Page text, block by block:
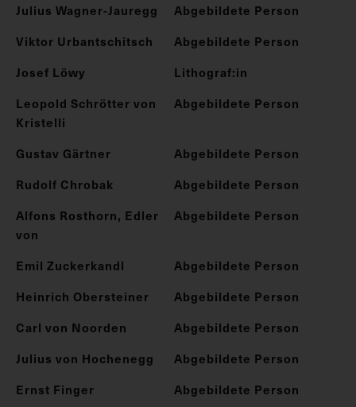
Julius Wagner-Jauregg
Abgebildete Person
Viktor Urbantschitsch
Abgebildete Person
Josef Löwy
Lithograf:in
Leopold Schrötter von
Kristelli
Abgebildete Person
Gustav Gärtner
Abgebildete Person
Rudolf Chrobak
Abgebildete Person
Alfons Rosthorn, Edler
von
Abgebildete Person
Emil Zuckerkandl
Abgebildete Person
Heinrich Obersteiner
Abgebildete Person
Carl von Noorden
Abgebildete Person
Julius von Hochenegg
Abgebildete Person
Ernst Finger
Abgebildete Person